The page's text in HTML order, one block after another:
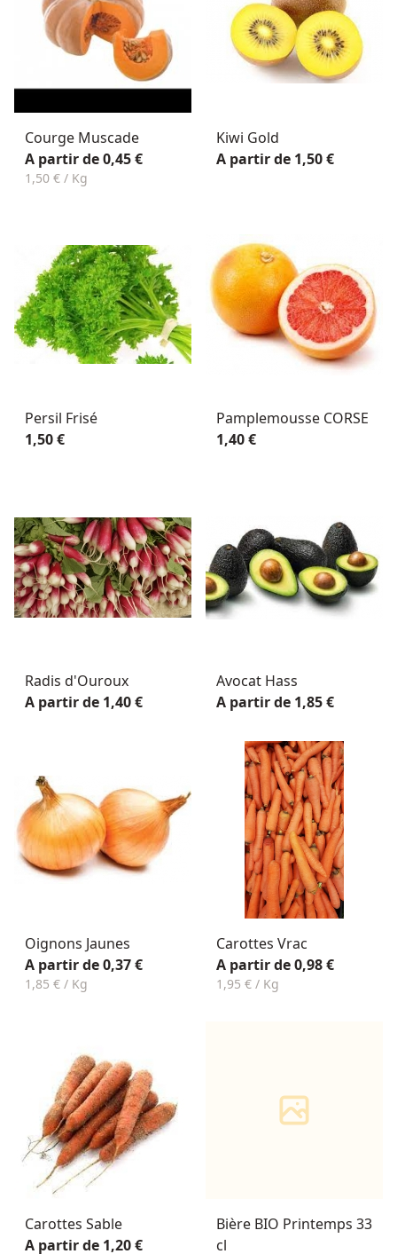
Courge Muscade
A partir de 0,45 €
1,50 € / Kg
Kiwi Gold
A partir de 1,50 €
Persil Frisé
1,50 €
Pamplemousse CORSE
1,40 €
Radis d'Ouroux
A partir de 1,40 €
Avocat Hass
A partir de 1,85 €
Oignons Jaunes
A partir de 0,37 €
1,85 € / Kg
Carottes Vrac
A partir de 0,98 €
1,95 € / Kg
Carottes Sable
A partir de 1,20 €
Bière BIO Printemps 33
cl